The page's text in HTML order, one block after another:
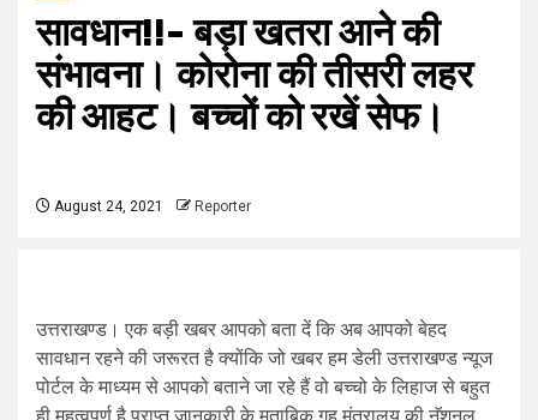
सावधान!!- बड़ा खतरा आने की
संभावना। कोरोना की तीसरी लहर
की आहट। बच्चों को रखें सेफ।
August 24, 2021 Reporter
उत्तराखण्ड। एक बड़ी खबर आपको बता दें कि अब आपको बेहद
सावधान रहने की जरूरत है क्योंकि जो खबर हम डेली उत्तराखण्ड न्यूज
पोर्टल के माध्यम से आपको बताने जा रहे हैं वो बच्चो के लिहाज से बहुत